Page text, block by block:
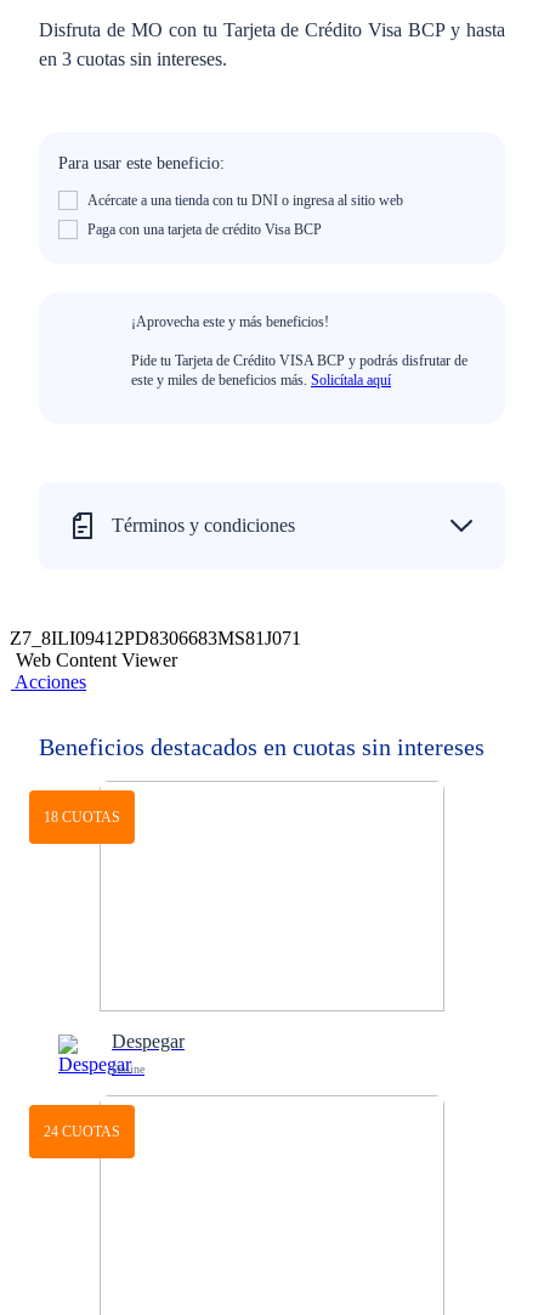
Disfruta de MO con tu Tarjeta de Crédito Visa BCP y hasta
en 3 cuotas sin intereses.
Para usar este beneficio:
Acércate a una tienda con tu DNI o ingresa al sitio web
Paga con una tarjeta de crédito Visa BCP
¡Aprovecha este y más beneficios!
Pide tu Tarjeta de Crédito VISA BCP y podrás disfrutar de
este y miles de beneficios más. Solicítala aquí
Términos y condiciones
Z7_8ILI09412PD8306683MS81J071
Web Content Viewer
Acciones
Beneficios destacados en cuotas sin intereses
18 CUOTAS
Despegar
Online
24 CUOTAS